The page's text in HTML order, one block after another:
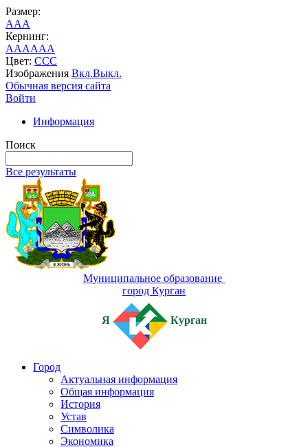
Размер:
AAA
Кернинг:
AAAAAA
Цвет: CCC
Изображения Вкл.Выкл.
Обычная версия сайта
Войти
Информация
Поиск
Все результаты
Муниципальное образование
город Курган
Я Курган
Город
Актуальная информация
Общая информация
История
Устав
Символика
Экономика